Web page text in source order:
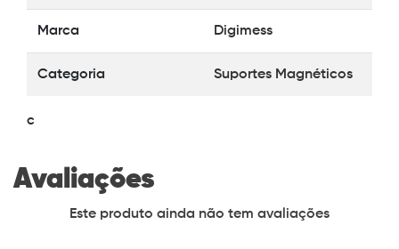
Marca Digimess
Categoria Suportes Magnéticos
c
Avaliações
Este produto ainda não tem avaliações